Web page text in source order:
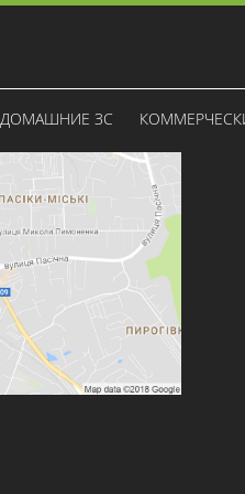
ДОМАШНИЕ ЗС